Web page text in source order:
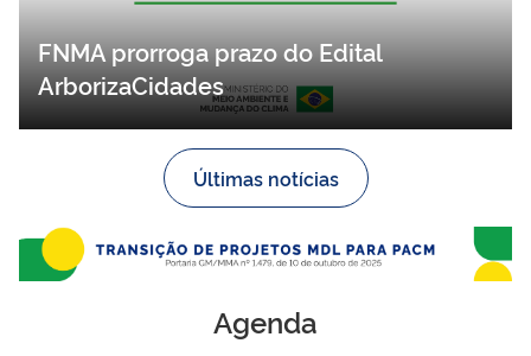
FNMA prorroga prazo do Edital
ArborizaCidades
Últimas notícias
Agenda